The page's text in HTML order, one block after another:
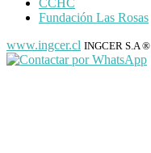
CCHC
Fundación Las Rosas
www.ingcer.cl INGCER S.A ®